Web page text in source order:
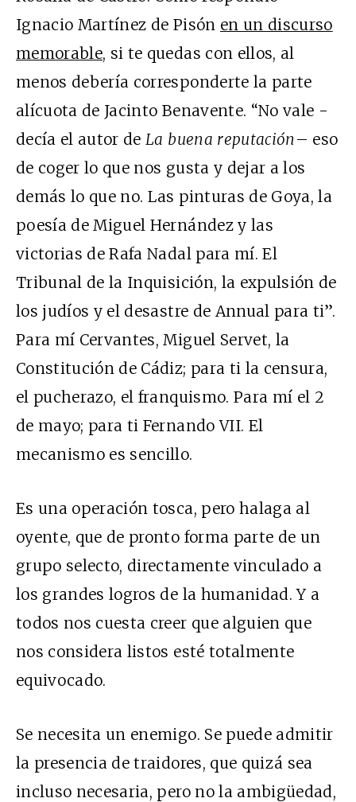
Ignacio Martínez de Pisón en un discurso
memorable, si te quedas con ellos, al
menos debería corresponderte la parte
alícuota de Jacinto Benavente. “No vale -
decía el autor de La buena reputación – eso
de coger lo que nos gusta y dejar a los
demás lo que no. Las pinturas de Goya, la
poesía de Miguel Hernández y las
victorias de Rafa Nadal para mí. El
Tribunal de la Inquisición, la expulsión de
los judíos y el desastre de Annual para ti”.
Para mí Cervantes, Miguel Servet, la
Constitución de Cádiz; para ti la censura,
el pucherazo, el franquismo. Para mí el 2
de mayo; para ti Fernando VII. El
mecanismo es sencillo.
Es una operación tosca, pero halaga al
oyente, que de pronto forma parte de un
grupo selecto, directamente vinculado a
los grandes logros de la humanidad. Y a
todos nos cuesta creer que alguien que
nos considera listos esté totalmente
equivocado.
Se necesita un enemigo. Se puede admitir
la presencia de traidores, que quizá sea
incluso necesaria, pero no la ambigüedad,